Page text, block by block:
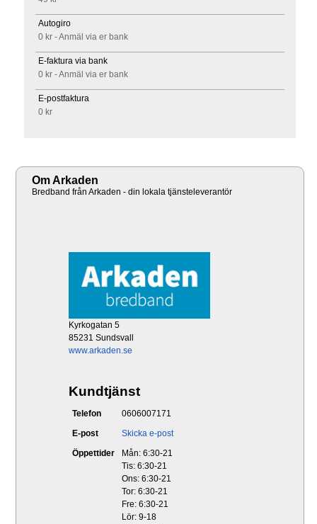
Autogiro
0 kr - Anmäl via er bank
E-faktura via bank
0 kr - Anmäl via er bank
E-postfaktura
0 kr
Om Arkaden
Bredband från Arkaden - din lokala tjänsteleverantör
Kyrkogatan 5
85231 Sundsvall
www.arkaden.se
Kundtjänst
Telefon
0606007171
E-post
Skicka e-post
Öppettider
Mån: 6:30-21
Tis: 6:30-21
Ons: 6:30-21
Tor: 6:30-21
Fre: 6:30-21
Lör: 9-18